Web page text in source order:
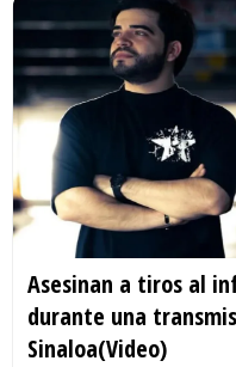
Asesinan a tiros al
durante una
Sinaloa(Video)